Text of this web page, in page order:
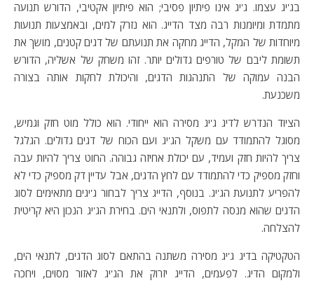
בג'יג עצמו. ג'יג אינו פיתיון פסיבי; הוא פיתיון אקטיבי, הדורש תנועה
מתמדת ומיומנות רבה מצד הדייג. הוא נזרק למים, ובאמצעות תנועות
מיוחדות של המקל, הדייג מחקה את תנועתם של דגים קטנים, מושך את
תשומת ליבם של טורפים גדולים יותר. זהו משחק של אשליה, הדורש
הבנה עמוקה של התנהגות הדגים, והיכולת לחקות אותה בצורה
משכנעת.
הציוד הנדרש לדיג ג'יג מסירה הוא ייחודי. הוא כולל מוט חזק וגמיש,
מסוגל להתמודד עם משקל הג'יג ועם הכוח של דגים גדולים. הגלגל
צריך להיות חזק ועמיד, עם יכולת אחיזה גבוהה. החוט צריך להיות עבה
וחזק מספיק כדי להתמודד עם לחץ הדגים, אבל עדיין דק מספיק כדי לא
להפריע לתנועת הג'יג. בנוסף, הדייג צריך לבחור ג'יגים מתאימים לסוג
הדגים שהוא מנסה לתפוס, ולתנאי הים. בחירת הג'יג הנכון היא קריטית
להצלחה.
הטקטיקה בדיג ג'יג מסירה משתנה בהתאם לסוג הדגים, לתנאי הים,
ולמקום הדיג. לפעמים, הדייג יזרוק את הג'יג לאזור מסוים, ויחכה